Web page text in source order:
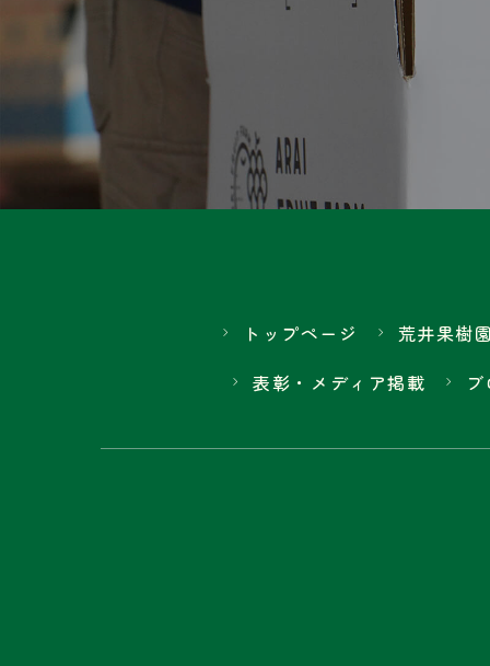
トップページ
荒井果樹
表彰・メディア掲載